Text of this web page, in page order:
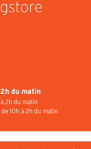
du matin
2h du matin
10h à 2h du matin